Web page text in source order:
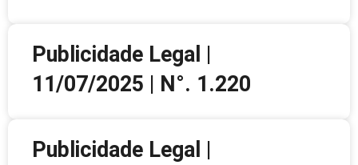
Publicidade Legal |
11/07/2025 | N°. 1.220
Publicidade Legal |